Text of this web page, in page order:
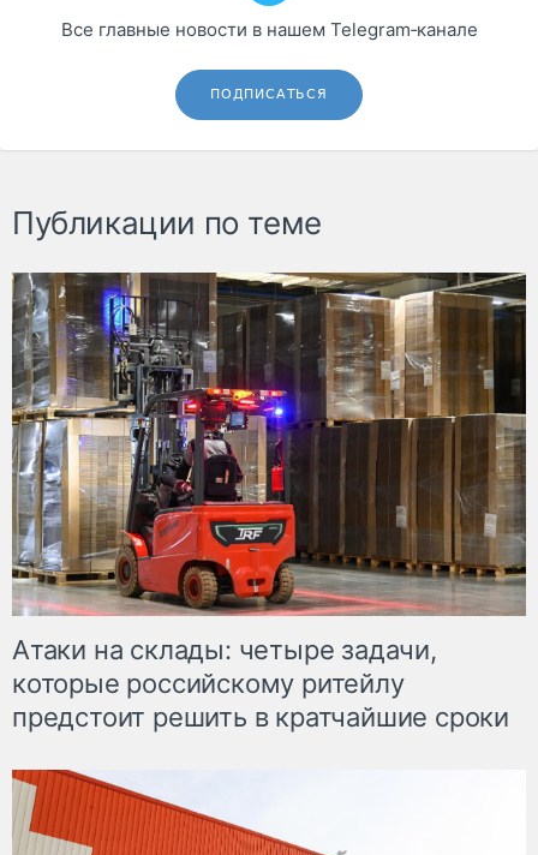
Все главные новости в нашем Telegram‑канале
ПОДПИСАТЬСЯ
Публикации по теме
Атаки на склады: четыре задачи,
которые российскому ритейлу
предстоит решить в кратчайшие сроки